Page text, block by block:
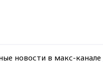
новости в макс-канале